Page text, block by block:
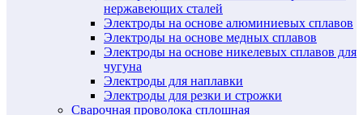
нержавеющих сталей
Электроды на основе алюминиевых сплавов
Электроды на основе медных сплавов
Электроды на основе никелевых сплавов для
чугуна
Электроды для наплавки
Электроды для резки и строжки
Сварочная проволока сплошная